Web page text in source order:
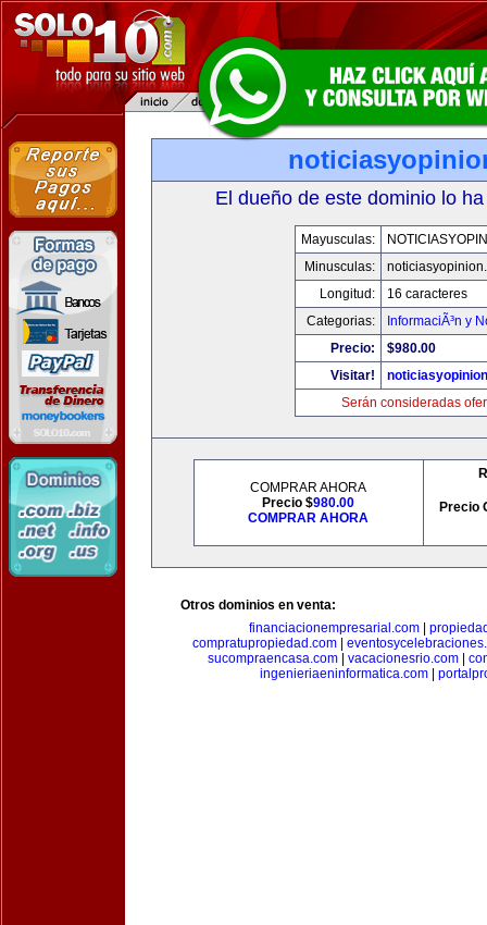
El dueño de este dominio lo
Mayusculas:
Minusculas:
Longitud:
16 caracteres
Categorias:
InformaciÃ³n y
Precio:
$980.00
Visitar!
Serán consideradas
COMPRAR AHORA
Precio $980.00
COMPRAR AHORA
Precio
Otros dominios en venta:
financiacionempresarial.com
compratupropiedad.com
sucompraencasa.com| vacacionesrio.com|
ingenieriaeninformatica.com|